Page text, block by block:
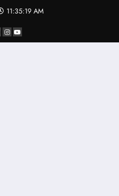
11:35:21 AM